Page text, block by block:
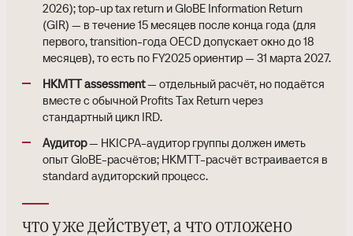
2026); top-up tax return и GloBE Information Return
(GIR) — в течение 15 месяцев после конца года (для
первого, transition-года OECD допускает окно до 18
месяцев), то есть по FY2025 ориентир — 31 марта 2027.
HKMTT assessment— отдельный расчёт, но подаётся
вместе с обычной Profits Tax Return через
стандартный цикл IRD.
Аудитор— HKICPA-аудитор группы должен иметь
опыт GloBE-расчётов; HKMTT-расчёт встраивается в
standard аудиторский процесс.
что уже действует, а что отложено